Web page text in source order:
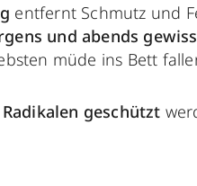
entfernt Schmutz und
und abends
müde ins Bett
geschützt